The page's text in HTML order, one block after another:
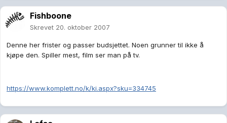
Fishboone
Skrevet 20. oktober 2007
Denne her frister og passer budsjettet. Noen grunner til ikke å
kjøpe den. Spiller mest, film ser man på tv.
https://www.komplett.no/k/ki.aspx?sku=334745